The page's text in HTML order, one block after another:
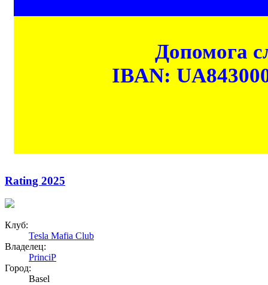
Допомога
IBAN:
Rating 2025
Клуб:
Tesla Mafia Club
Владелец:
PrinciP
Город:
Basel